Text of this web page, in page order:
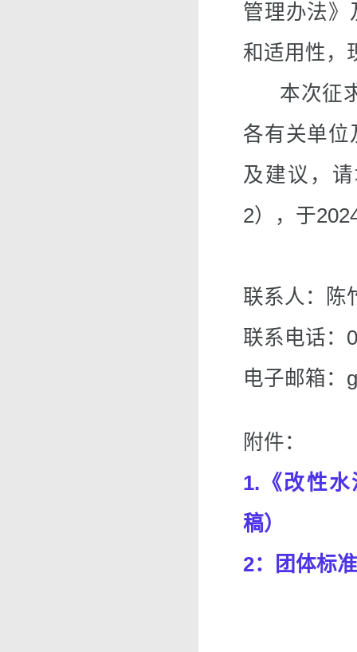
管理办法》
和适用性，
本次征求
各有关单位
及建议，
2），于
联系人：陈
联系电话：
电子邮箱：
附件：
1.《改性
稿）
2：团体标